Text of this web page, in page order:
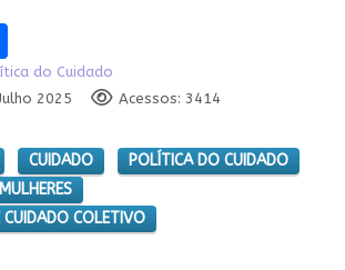
Share
do Cuidado
2025
Acessos: 3414
CUIDADO
POLÍTICA DO CUIDADO
COLETIVO